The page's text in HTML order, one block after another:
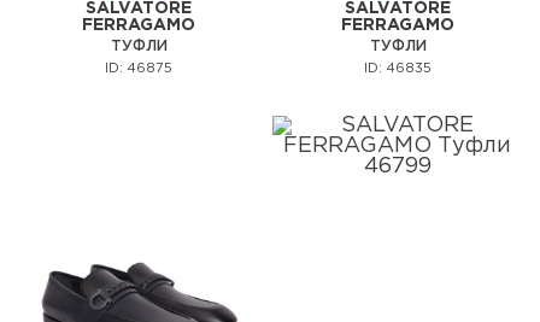
SALVATORE
FERRAGAMO
ТУФЛИ
ID: 46875
SALVATORE
FERRAGAMO
ТУФЛИ
ID: 46835